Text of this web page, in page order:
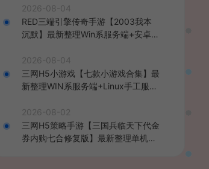
后台+安卓+详细搭建教程
2026-08-04
RED三端引擎传奇手游【2003我本
沉默】最新整理Win系服务端+安卓苹
2026-08-04
三网H5小游戏【七款小游戏合集】最
新整理WIN系服务端+Linux手工服务
2026-08-02
三网H5策略手游【三国兵临天下代金
券内购七合修复版】最新整理单机一